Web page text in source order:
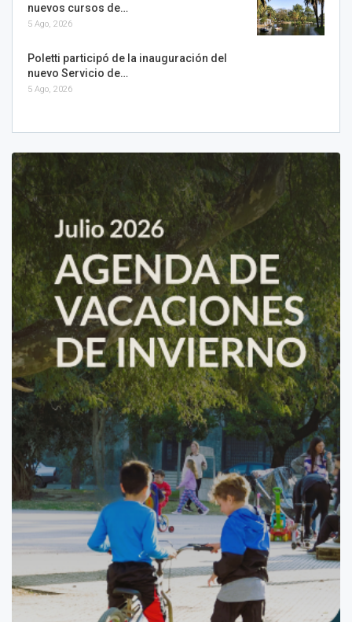
nuevos cursos de…
5 Ago, 2026
Poletti participó de la inauguración del
nuevo Servicio de…
5 Ago, 2026